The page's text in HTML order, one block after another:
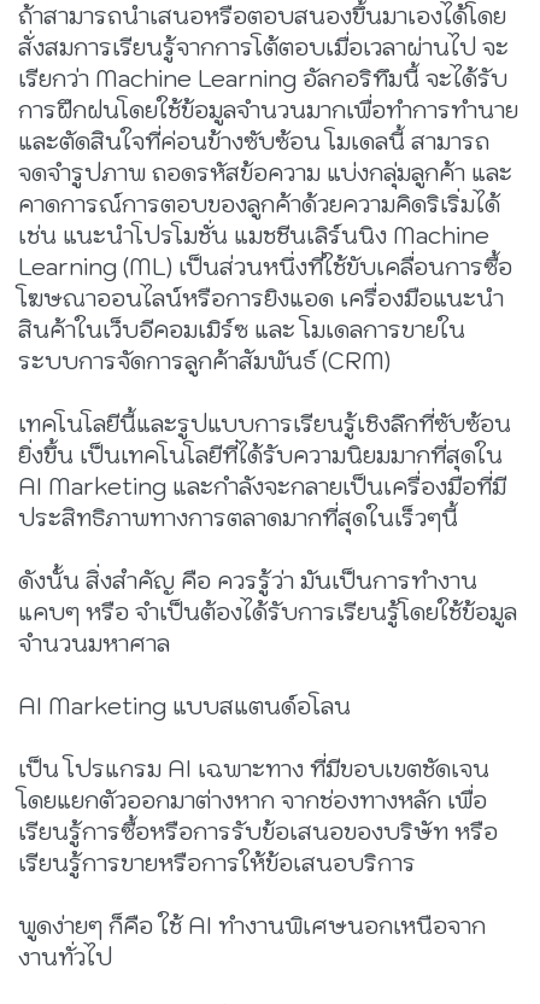
ถ้าสามารถนำเสนอหรือตอบสนองขึ้นมาเองได้โดย
สั่งสมการเรียนรู้จากการโต้ตอบเมื่อเวลาผ่านไป จะ
เรียกว่า Machine Learning อัลกอริทึมนี้ จะได้รับ
การฝึกฝนโดยใช้ข้อมูลจำนวนมากเพื่อทำการทำนาย
และตัดสินใจที่ค่อนข้างซับซ้อน โมเดลนี้ สามารถ
จดจำรูปภาพ ถอดรหัสข้อความ แบ่งกลุ่มลูกค้า และ
คาดการณ์การตอบของลูกค้าด้วยความคิดริเริ่มได้
เช่น แนะนำโปรโมชั่น แมชชีนเลิร์นนิง Machine
Learning (ML) เป็นส่วนหนึ่งที่ใช้ขับเคลื่อนการซื้อ
โฆษณาออนไลน์หรือการยิงแอด เครื่องมือแนะนำ
สินค้าในเว็บอีคอมเมิร์ซ และ โมเดลการขายใน
ระบบการจัดการลูกค้าสัมพันธ์ (CRM)
เทคโนโลยีนี้และรูปแบบการเรียนรู้เชิงลึกที่ซับซ้อน
ยิ่งขึ้น เป็นเทคโนโลยีที่ได้รับความนิยมมากที่สุดใน
AI Marketing และกำลังจะกลายเป็นเครื่องมือที่มี
ประสิทธิภาพทางการตลาดมากที่สุดในเร็วๆนี้
ดังนั้น สิ่งสำคัญ คือ ควรรู้ว่า มันเป็นการทำงาน
แคบๆ หรือ จำเป็นต้องได้รับการเรียนรู้โดยใช้ข้อมูล
จำนวนมหาศาล
AI Marketing แบบสแตนด์อโลน
เป็น โปรแกรม AI เฉพาะทาง ที่มีขอบเขตชัดเจน
โดยแยกตัวออกมาต่างหาก จากช่องทางหลัก เพื่อ
เรียนรู้การซื้อหรือการรับข้อเสนอของบริษัท หรือ
เรียนรู้การขายหรือการให้ข้อเสนอบริการ
พูดง่ายๆ ก็คือ ใช้ AI ทำงานพิเศษนอกเหนือจาก
งานทั่วไป